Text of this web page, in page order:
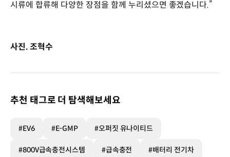
시류에 합류해 다양한 장점을 함께 누리셨으면 좋겠습니다.”
사진. 조혁수
추천 태그로 더 탐색해보세요
#EV6 #E-GMP #오퍼짓 유나이티드
#800V급속충전시스템 #급속충전 #배터리 전기차